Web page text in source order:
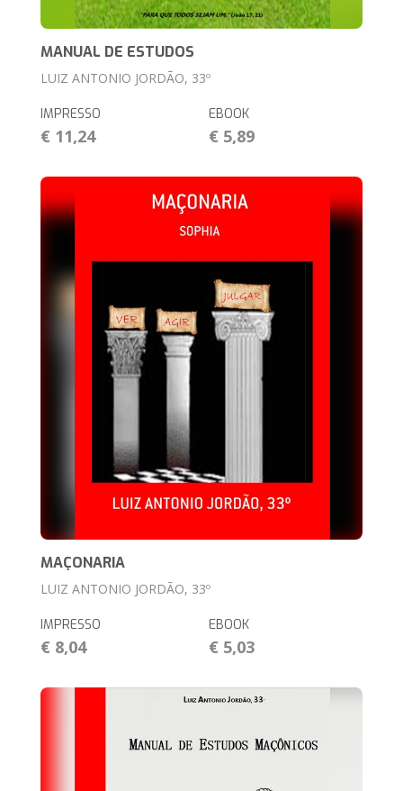
MANUAL DE ESTUDOS
LUIZ ANTONIO JORDÃO, 33º
IMPRESSO
€ 11,24
EBOOK
€ 5,89
MAÇONARIA
LUIZ ANTONIO JORDÃO, 33º
IMPRESSO
€ 8,04
EBOOK
€ 5,03